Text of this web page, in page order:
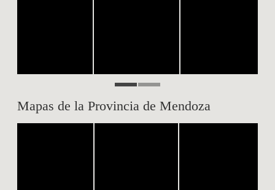
Mapas de la Provincia de Mendoza